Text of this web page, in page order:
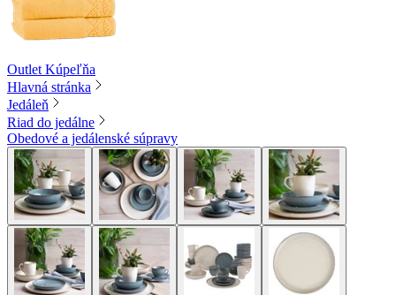
Outlet Kúpeľňa
Hlavná stránka
Jedáleň
Riad do jedálne
Obedové a jedálenské súpravy